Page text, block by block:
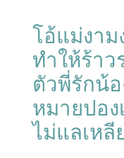
โอ้แม่งาม
ทำให้ร้าว
ตัวพี่รักน้อ
หมายปอง
ไม่แลเหลี